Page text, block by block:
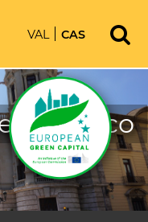
VAL CAS
Público